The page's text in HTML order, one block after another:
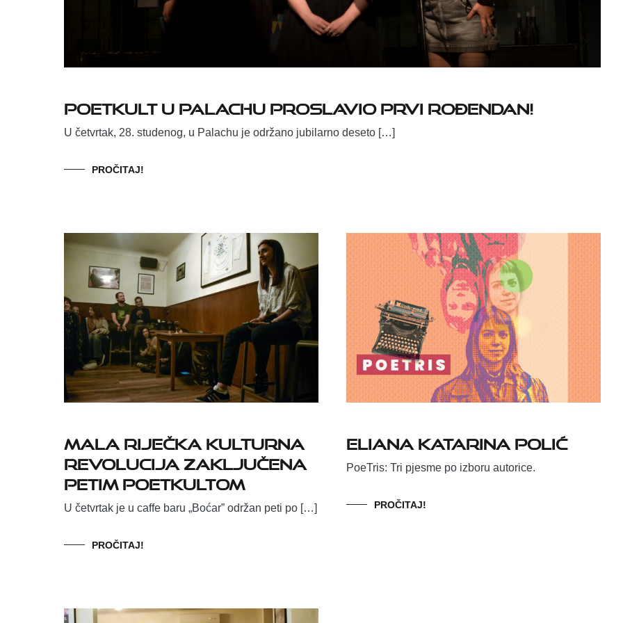
Poetkult u Palachu proslavio prvi rođendan!
U četvrtak, 28. studenog, u Palachu je održano jubilarno deseto […]
PROČITAJ!
MALA RIJEČKA KULTURNA
REVOLUCIJA ZAKLJUČENA
PETIM POETKULTOM
U četvrtak je u caffe baru „Boćar” održan peti po […]
PROČITAJ!
Eliana Katarina Polić
PoeTris: Tri pjesme po izboru autorice.
PROČITAJ!